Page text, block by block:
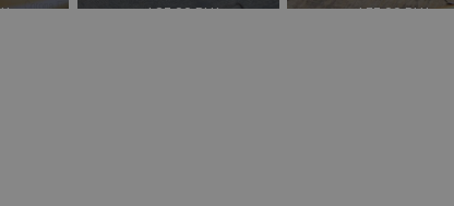
od 87.00 PLN
od 77.00 PLN